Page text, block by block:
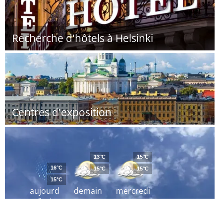
Recherche d'hôtels à Helsinki
Centres d'exposition
aujourd
´hui
16°C
15°C
demain
13°C
15°C
mercredi
15°C
15°C